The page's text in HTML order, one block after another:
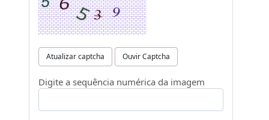
Atualizar captcha Ouvir Captcha
Digite a sequência numérica da imagem